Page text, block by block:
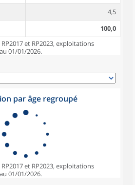
4,5
100,0
RP2017 et RP2023, exploitations
01/01/2026.
par âge regroupé
RP2017 et RP2023, exploitations
01/01/2026.